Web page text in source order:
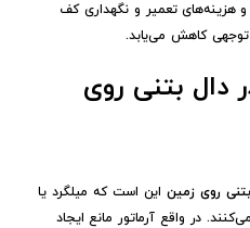
تعمیر و نگهداری کف
توجهی کاهش می‌یابد.
دال بتنی روی
روی زمیناین است که میلگرد یا
در واقع آرماتور مانع ایجاد